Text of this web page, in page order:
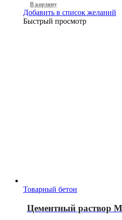
В корзину
Добавить в список желаний
Быстрый просмотр
Товарный бетон
Цементный раствор